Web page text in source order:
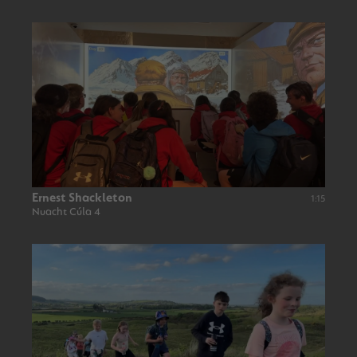
Ernest Shackleton
Nuacht Cúla 4
1:15